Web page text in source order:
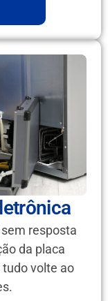
resposta
da placa
volte ao